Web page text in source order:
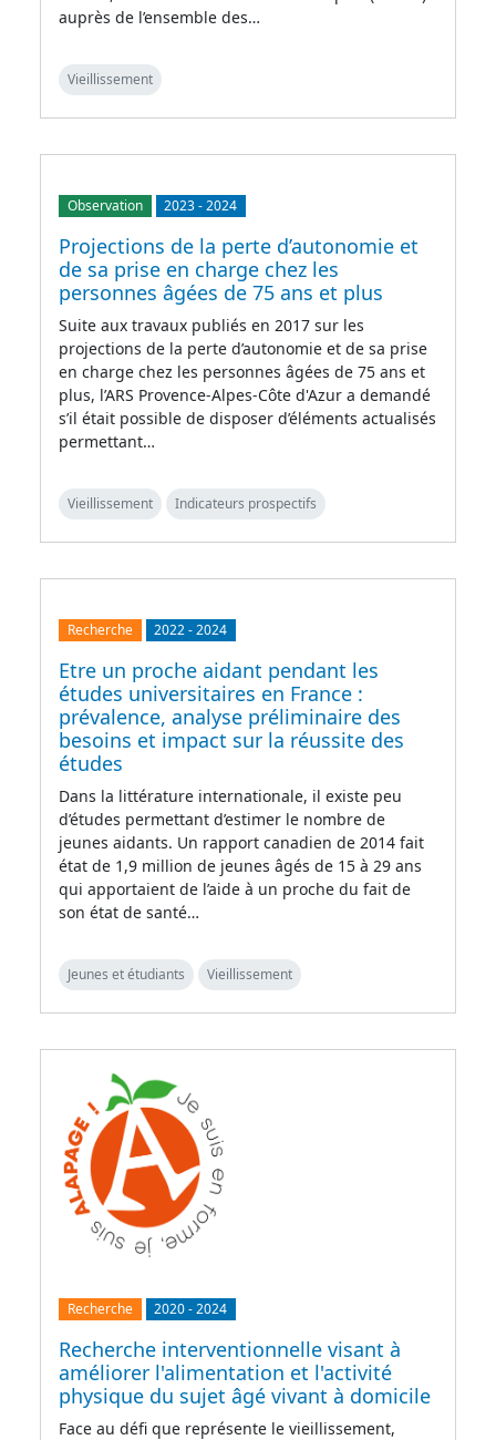
auprès de l’ensemble des…
Vieillissement
Observation 2023-2024
Projections de la perte d’autonomie et
de sa prise en charge chez les
personnes âgées de 75 ans et plus
Suite aux travaux publiés en 2017 sur les
projections de la perte d’autonomie et de sa prise
en charge chez les personnes âgées de 75 ans et
plus, l’ARS Provence-Alpes-Côte d'Azur a demandé
s’il était possible de disposer d’éléments actualisés
permettant…
Vieillissement Indicateurs prospectifs
Recherche 2022-2024
Etre un proche aidant pendant les
études universitaires en France :
prévalence, analyse préliminaire des
besoins et impact sur la réussite des
études
Dans la littérature internationale, il existe peu
d’études permettant d’estimer le nombre de
jeunes aidants. Un rapport canadien de 2014 fait
état de 1,9 million de jeunes âgés de 15 à 29 ans
qui apportaient de l’aide à un proche du fait de
son état de santé…
Jeunes et étudiants Vieillissement
Recherche 2020-2024
Recherche interventionnelle visant à
améliorer l'alimentation et l'activité
physique du sujet âgé vivant à domicile
Face au défi que représente le vieillissement,